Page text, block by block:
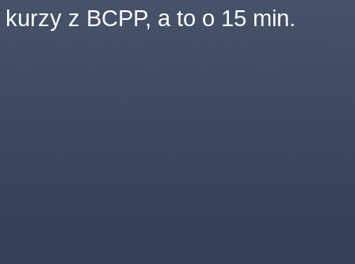
kurzy z BCPP, a to o 15 min.